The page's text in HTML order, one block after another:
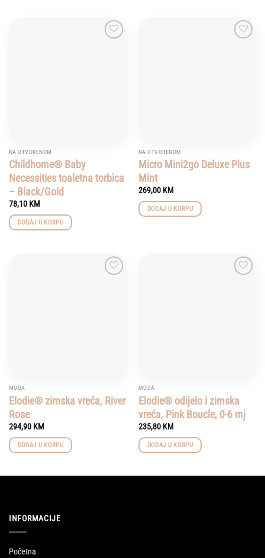
NA OTVORENOM
Childhome® Baby
Necessities toaletna torbica
– Black/Gold
78,10 KM
DODAJ U KORPU
NA OTVORENOM
Micro Mini2go Deluxe Plus
Mint
269,00 KM
DODAJ U KORPU
MODA
Elodie® zimska vreća, River
Rose
294,90 KM
DODAJ U KORPU
MODA
Elodie® odijelo i zimska
vreća, Pink Boucle, 0-6 mj
235,80 KM
DODAJ U KORPU
INFORMACIJE
Početna